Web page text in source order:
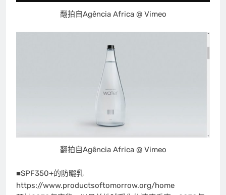
翻拍自Agência Africa @ Vimeo
翻拍自Agência Africa @ Vimeo
■SPF350+的防曬乳
https://www.productsoftomorrow.org/home